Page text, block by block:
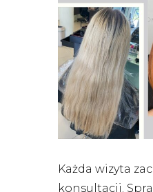
Każda wizyta
konsultacji.